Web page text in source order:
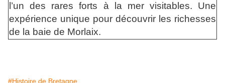
l’un des rares forts à la mer visitables. Une
expérience unique pour découvrir les richesses
de la baie de Morlaix.
#Histoire de Bretagne